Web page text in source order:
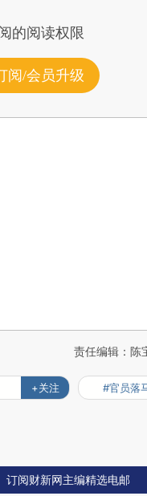
的阅读权限
阅/会员升级
责任编辑：陈
+关注 #官员落
订阅财新网主编精选电邮